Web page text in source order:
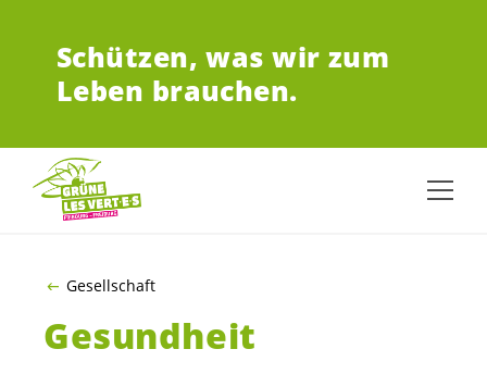
Schützen, was wir zum
Leben brauchen.
Gesellschaft
Gesundheit